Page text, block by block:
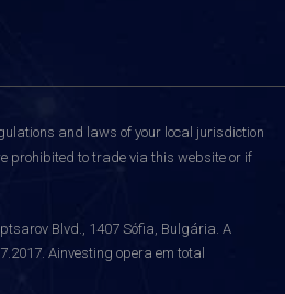
and laws of your local jurisdiction
prohibited to trade via this website or if
Blvd., 1407 Sófia, Bulgária. A
Ainvesting opera em total